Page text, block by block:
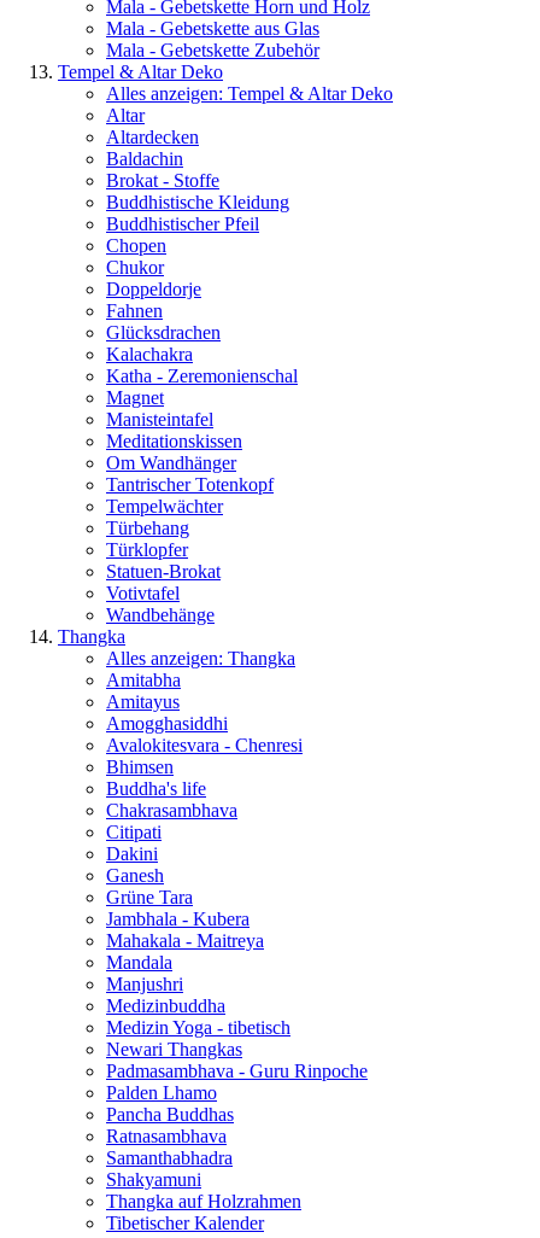
Mala - Gebetskette Horn und Holz
Mala - Gebetskette aus Glas
Mala - Gebetskette Zubehör
Tempel & Altar Deko
Alles anzeigen: Tempel & Altar Deko
Altar
Altardecken
Baldachin
Brokat - Stoffe
Buddhistische Kleidung
Buddhistischer Pfeil
Chopen
Chukor
Doppeldorje
Fahnen
Glücksdrachen
Kalachakra
Katha - Zeremonienschal
Magnet
Manisteintafel
Meditationskissen
Om Wandhänger
Tantrischer Totenkopf
Tempelwächter
Türbehang
Türklopfer
Statuen-Brokat
Votivtafel
Wandbehänge
Thangka
Alles anzeigen: Thangka
Amitabha
Amitayus
Amogghasiddhi
Avalokitesvara - Chenresi
Bhimsen
Buddha's life
Chakrasambhava
Citipati
Dakini
Ganesh
Grüne Tara
Jambhala - Kubera
Mahakala - Maitreya
Mandala
Manjushri
Medizinbuddha
Medizin Yoga - tibetisch
Newari Thangkas
Padmasambhava - Guru Rinpoche
Palden Lhamo
Pancha Buddhas
Ratnasambhava
Samanthabhadra
Shakyamuni
Thangka auf Holzrahmen
Tibetischer Kalender